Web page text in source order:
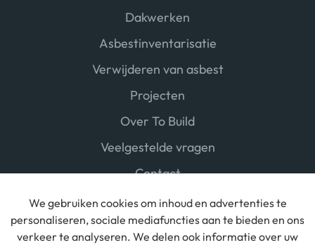
We gebruiken cookies om inhoud en advertenties te
personaliseren, sociale mediafuncties aan te bieden en ons
verkeer te analyseren. We delen ook informatie over uw
Dakwerken
Asbestinventarisatie
Verwijderen van asbest
Projecten
Over To Build
Veelgestelde vragen
Contact